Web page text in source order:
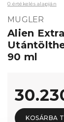
0 értékelés alapján
MUGLER
Alien
90 ml
KOSÁRBA